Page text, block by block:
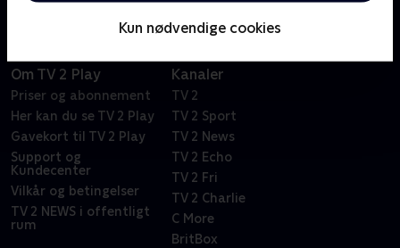
Kun nødvendige cookies
Om TV 2 Play
Priser og abonnement
Her kan du se TV 2 Play
Gavekort til TV 2 Play
Support og
Kundecenter
Vilkår og betingelser
TV 2 NEWS i offentligt
rum
Kanaler
TV 2
TV 2 Sport
TV 2 News
TV 2 Echo
TV 2 Fri
TV 2 Charlie
C More
BritBox